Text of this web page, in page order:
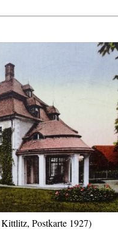
Postkarte 1927)